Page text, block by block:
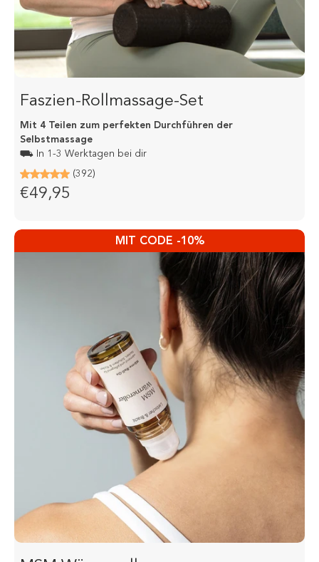
Faszien-Rollmassage-Set
Mit 4 Teilen zum perfekten Durchführen der
Selbstmassage
⛟ In 1-3 Werktagen bei dir
(392)
€49,95
MIT CODE -10%